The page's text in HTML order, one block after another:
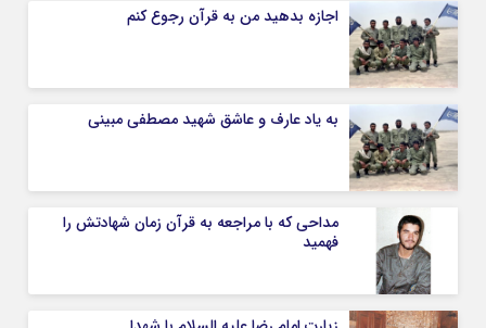
اجازه بدهید من به قرآن رجوع کنم
به یاد عارف و عاشق شهید مصطفی مبینی
مداحی که با مراجعه به قرآن زمان شهادتش را
فهمید